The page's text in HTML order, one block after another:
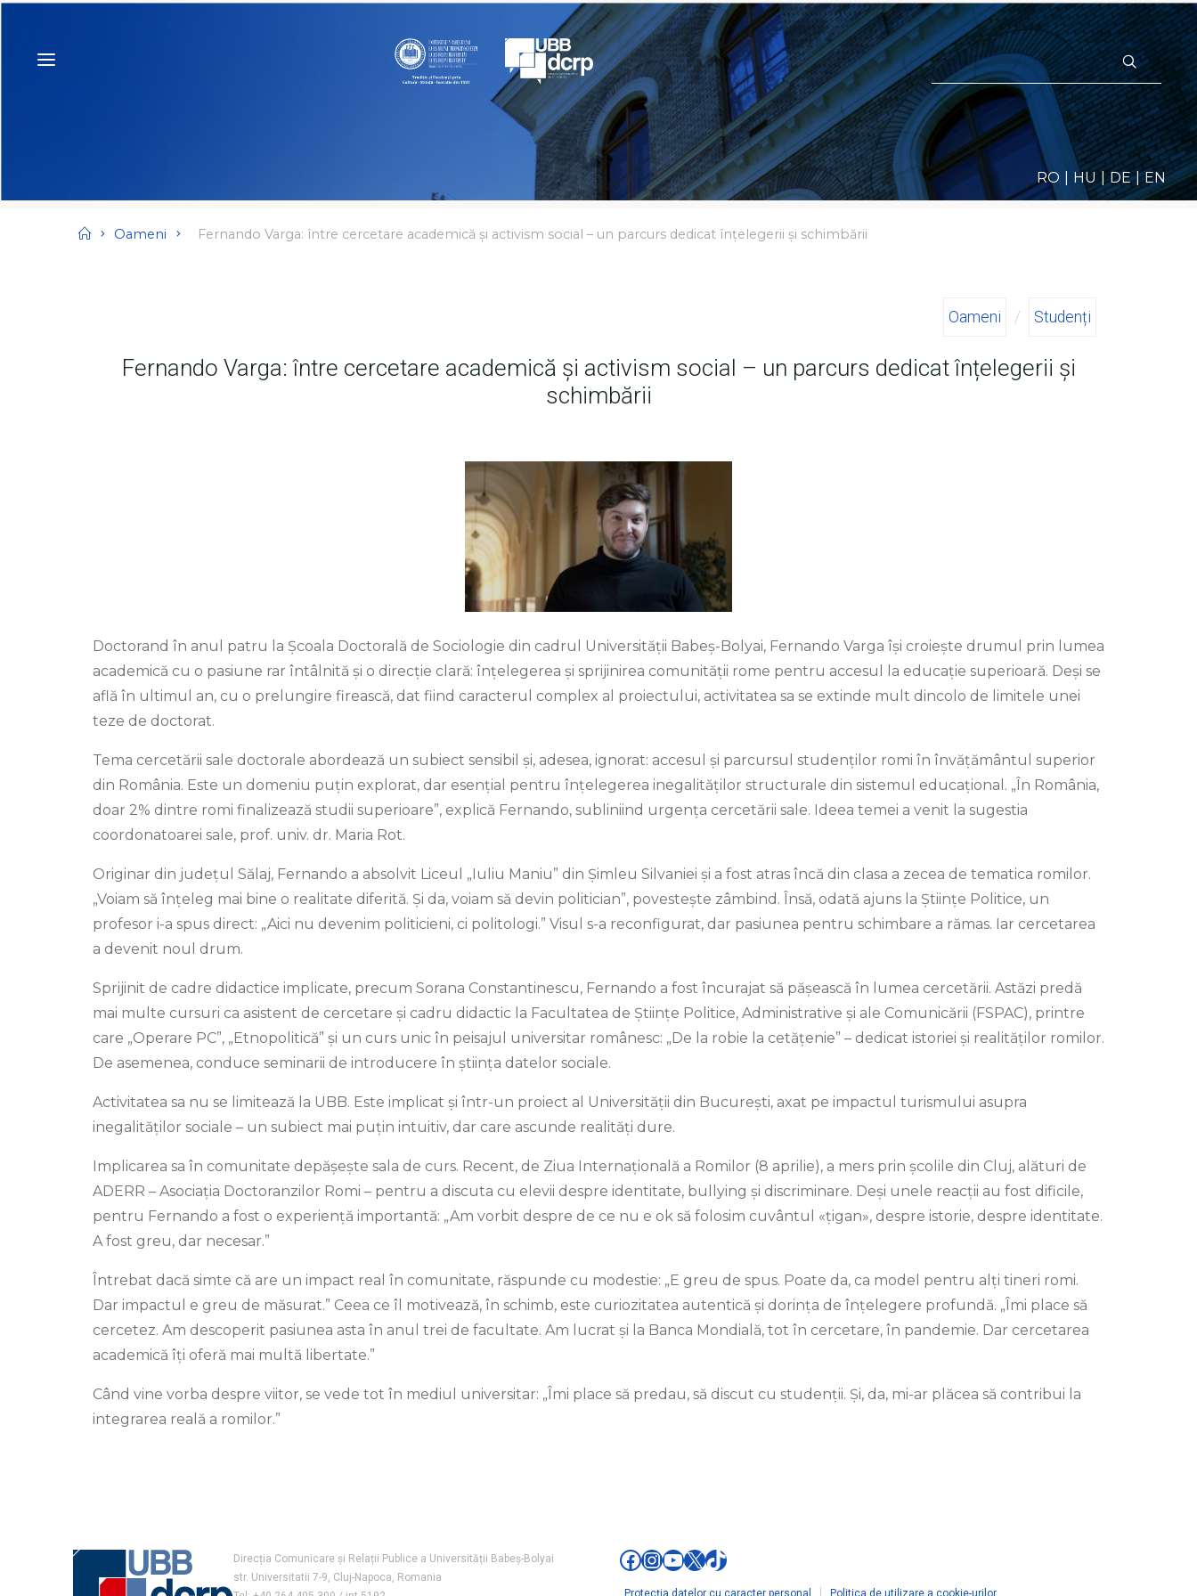
content
NEWS UBB -
NOUTĂȚI ȘI
EVENIMENTE
UBB
for:
RO HU DE EN
Oameni Fernando Varga: între cercetare academică și activism social – un parcurs dedicat înțelegerii și schimbării
Oameni / Studenți
Fernando Varga: între cercetare academică și activism social – un parcurs dedicat înțelegerii și
schimbării
Doctorand în anul patru la Școala Doctorală de Sociologie din cadrul Universității Babeș-Bolyai, Fernando Varga își croiește drumul prin lumea
academică cu o pasiune rar întâlnită și o direcție clară: înțelegerea și sprijinirea comunității rome pentru accesul la educație superioară. Deși se
află în ultimul an, cu o prelungire firească, dat fiind caracterul complex al proiectului, activitatea sa se extinde mult dincolo de limitele unei
teze de doctorat.
Tema cercetării sale doctorale abordează un subiect sensibil și, adesea, ignorat: accesul și parcursul studenților romi în învățământul superior
din România. Este un domeniu puțin explorat, dar esențial pentru înțelegerea inegalităților structurale din sistemul educațional. „În România,
doar 2% dintre romi finalizează studii superioare”, explică Fernando, subliniind urgența cercetării sale. Ideea temei a venit la sugestia
coordonatoarei sale, prof. univ. dr. Maria Rot.
Originar din județul Sălaj, Fernando a absolvit Liceul „Iuliu Maniu” din Șimleu Silvaniei și a fost atras încă din clasa a zecea de tematica romilor.
„Vo­iam să înțeleg mai bine o realitate diferită. Și da, voiam să devin politician”, povestește zâmbind. Însă, odată ajuns la Științe Politice, un
profesor i-a spus direct: „Aici nu devenim politicieni, ci politologi.” Visul s-a reconfigurat, dar pasiunea pentru schimbare a rămas. Iar cercetarea
a devenit noul drum.
Sprijinit de cadre didactice implicate, precum Sorana Constantinescu, Fernando a fost încurajat să pășească în lumea cercetării. Astăzi predă
mai multe cursuri ca asistent de cercetare și cadru didactic la Facultatea de Științe Politice, Administrative și ale Comunicării (FSPAC), printre
care „Operare PC”, „Etnopolitică” și un curs unic în peisajul universitar românesc: „De la robie la cetățenie” – dedicat istoriei și realităților romilor.
De asemenea, conduce seminarii de introducere în știința datelor sociale.
Activitatea sa nu se limitează la UBB. Este implicat și într-un proiect al Universității din București, axat pe impactul turismului asupra
inegalităților sociale – un subiect mai puțin intuitiv, dar care ascunde realități dure.
Implicarea sa în comunitate depășește sala de curs. Recent, de Ziua Internațională a Romilor (8 aprilie), a mers prin școlile din Cluj, alături de
ADERR – Asociația Doctoranzilor Romi – pentru a discuta cu elevii despre identitate, bullying și discriminare. Deși unele reacții au fost dificile,
pentru Fernando a fost o experiență importantă: „Am vorbit despre de ce nu e ok să folosim cuvântul «țigan», despre istorie, despre identitate.
A fost greu, dar necesar.”
Întrebat dacă simte că are un impact real în comunitate, răspunde cu modestie: „E greu de spus. Poate da, ca model pentru alți tineri romi.
Dar impactul e greu de măsurat.” Ceea ce îl motivează, în schimb, este curiozitatea autentică și dorința de înțelegere profundă. „Îmi place să
cercetez. Am descoperit pasiunea asta în anul trei de facultate. Am lucrat și la Banca Mondială, tot în cercetare, în pandemie. Dar cercetarea
academică îți oferă mai multă libertate.”
Când vine vorba despre viitor, se vede tot în mediul universitar: „Îmi place să predau, să discut cu studenții. Și, da, mi-ar plăcea să contribui la
integrarea reală a romilor.”
Direcția Comunicare și Relații Publice a Universității Babeș-Bolyai
str. Universitatii 7-9, Cluj-Napoca, Romania
Facebook
Instagram
YouTube
X TikTok
Protecția datelor cu caracter personal Politica de utilizare a cookie-urilor